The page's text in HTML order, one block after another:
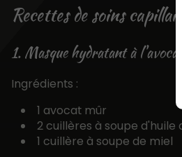
Recettes de soins
1. Masque hydratant à l'avocat
Ingrédients :
1 avocat mûr
2 cuillères à soupe d'huile
1 cuillère à soupe de miel